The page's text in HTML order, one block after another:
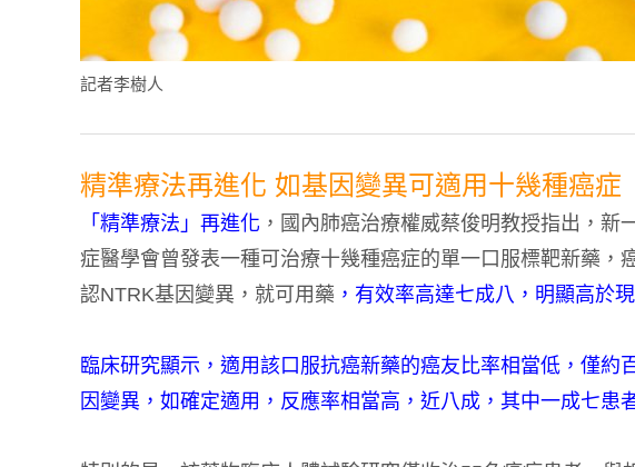
記者李樹人
精準療法再進化 如基因變異可適用十幾種癌症
「精準療法」再進化 ，國內肺癌治療權威蔡俊明教授指出，
症醫學會曾發表一種可治療十幾種癌症的單一口服標靶新藥，
認NTRK基因變異，就可用藥 ，有效率高達七成八，明顯高於
臨床研究顯示，適用該口服抗癌新藥的癌友比率相當低，僅約
因變異，如確定適用，反應率相當高，近八成，其中一成七患